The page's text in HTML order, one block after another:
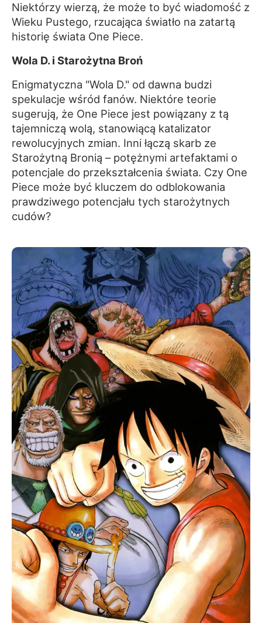
Niektórzy wierzą, że może to być wiadomość z
Wieku Pustego, rzucająca światło na zatartą
historię świata One Piece.
Wola D. i Starożytna Broń
Enigmatyczna "Wola D." od dawna budzi
spekulacje wśród fanów. Niektóre teorie
sugerują, że One Piece jest powiązany z tą
tajemniczą wolą, stanowiącą katalizator
rewolucyjnych zmian. Inni łączą skarb ze
Starożytną Bronią – potężnymi artefaktami o
potencjale do przekształcenia świata. Czy One
Piece może być kluczem do odblokowania
prawdziwego potencjału tych starożytnych
cudów?